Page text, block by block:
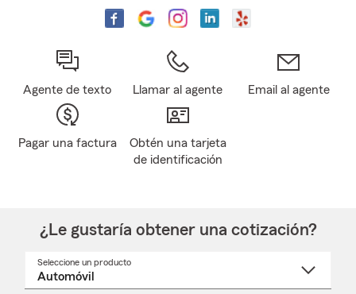
Agente de texto Llamar al agente Email al agente
Pagar una factura
Obtén una tarjeta
de identificación
¿Le gustaría obtener una cotización?
Seleccione un producto